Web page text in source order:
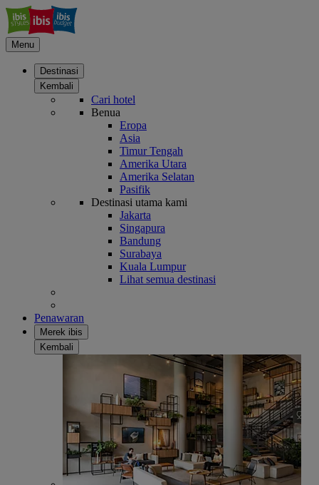
Menu
Destinasi
Kembali
Cari hotel
Benua
Eropa
Asia
Timur Tengah
Amerika Utara
Amerika Selatan
Pasifik
Destinasi utama kami
Jakarta
Singapura
Bandung
Surabaya
Kuala Lumpur
Lihat semua destinasi
Penawaran
Merek ibis
Kembali